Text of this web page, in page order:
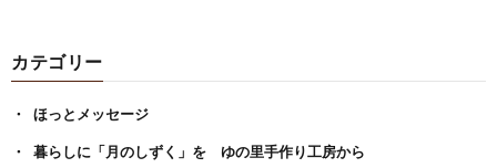
カテゴリー
ほっとメッセージ
暮らしに「月のしずく」を ゆの里手作り工房から